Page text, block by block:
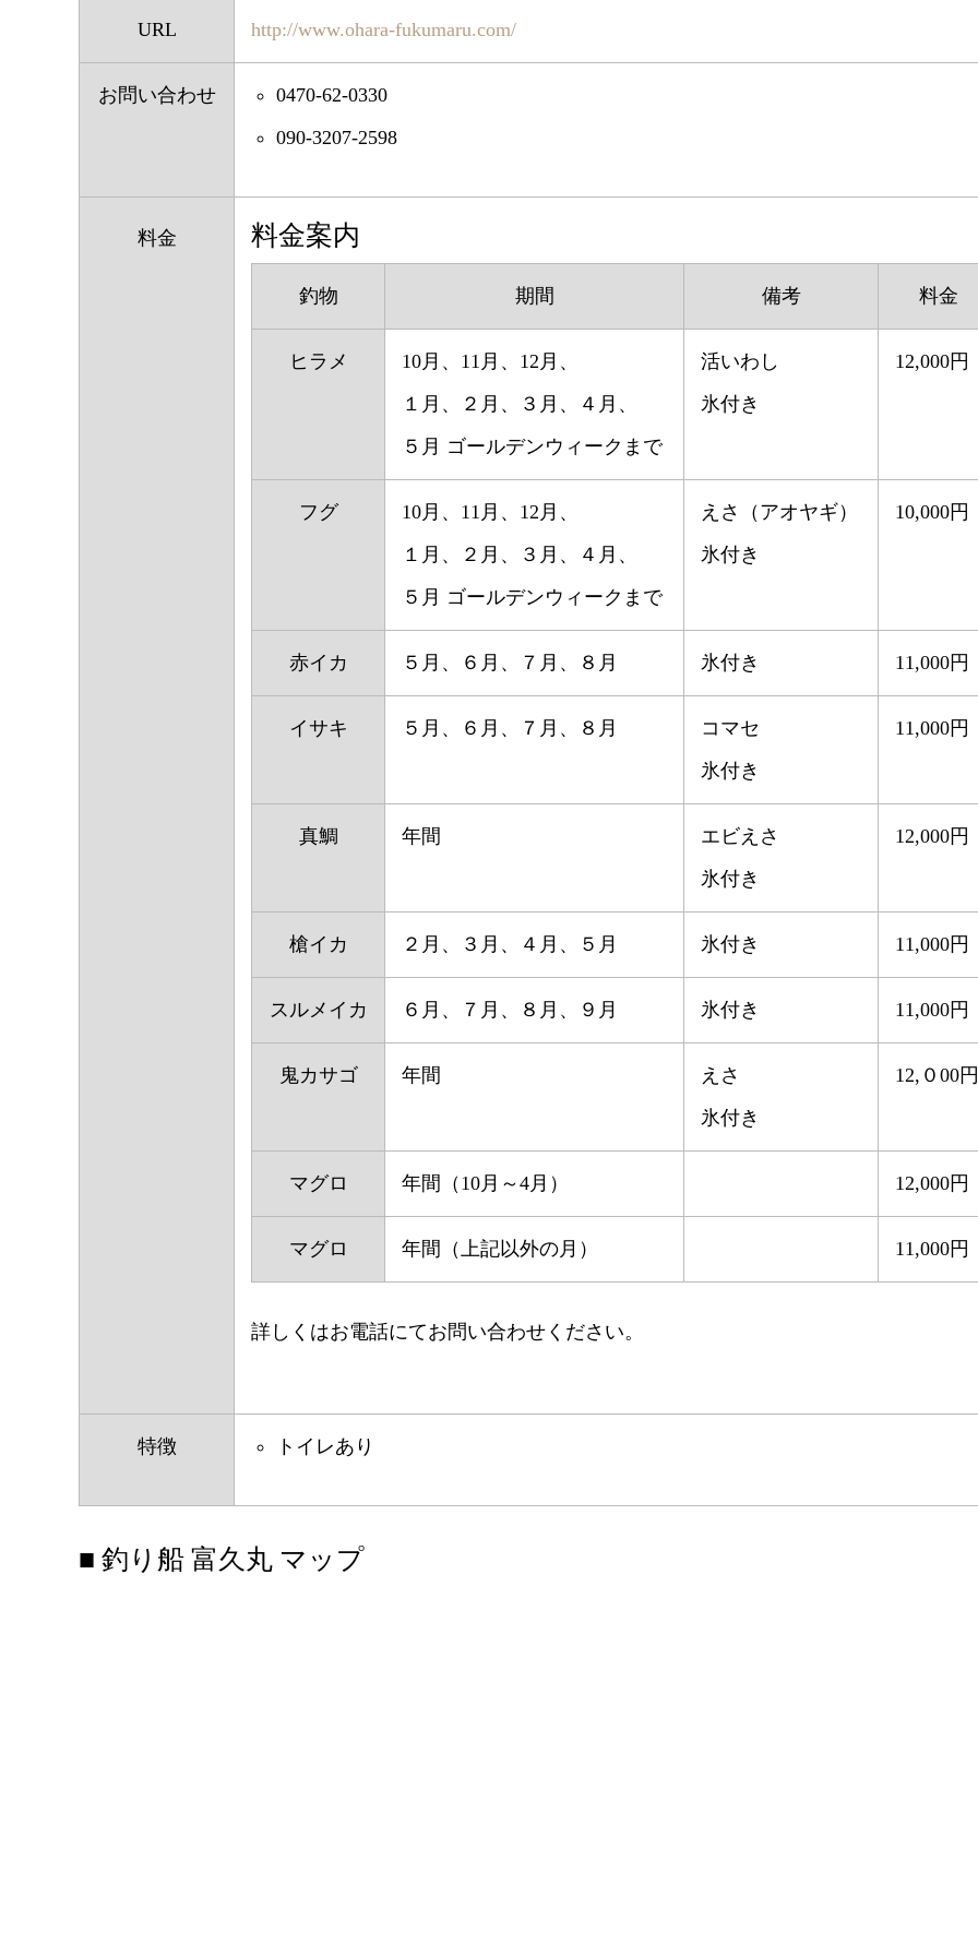
URL http://www.ohara-fukumaru.com/
お問い合わせ
0470-62-0330
090-3207-2598
料金 料金案内
釣物 期間 備考 料金
ヒラメ
10月、11月、12月、
１月、２月、３月、４月、
５月 ゴールデンウィークまで
活いわし
氷付き
12,000円
フグ
10月、11月、12月、
１月、２月、３月、４月、
５月 ゴールデンウィークまで
えさ（アオヤギ）
氷付き
10,000円
赤イカ ５月、６月、７月、８月 氷付き 11,000円
イサキ ５月、６月、７月、８月
コマセ
氷付き
11,000円
真鯛 年間
エビえさ
氷付き
12,000円
槍イカ ２月、３月、４月、５月 氷付き 11,000円
スルメイカ ６月、７月、８月、９月 氷付き 11,000円
鬼カサゴ 年間
えさ
氷付き
12,０00円
マグロ 年間（10月～4月） 12,000円
マグロ 年間（上記以外の月） 11,000円
詳しくはお電話にてお問い合わせください。
特徴 トイレあり
■ 釣り船 富久丸 マップ